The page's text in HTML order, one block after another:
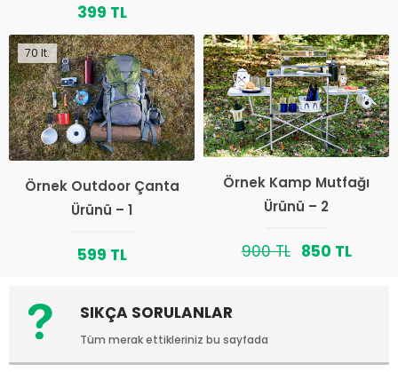
399 TL
70 lt.
Örnek Outdoor Çanta
Ürünü – 1
599 TL
Örnek Kamp Mutfağı
Ürünü – 2
900 TL 850 TL
SIKÇA SORULANLAR
Tüm merak ettikleriniz bu sayfada